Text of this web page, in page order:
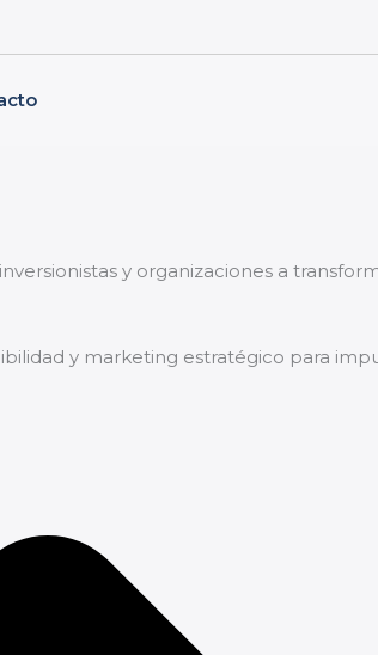
y organizaciones a
y marketing estratégico para